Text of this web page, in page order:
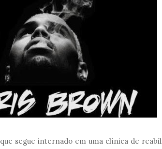
que segue internado em uma clínica de